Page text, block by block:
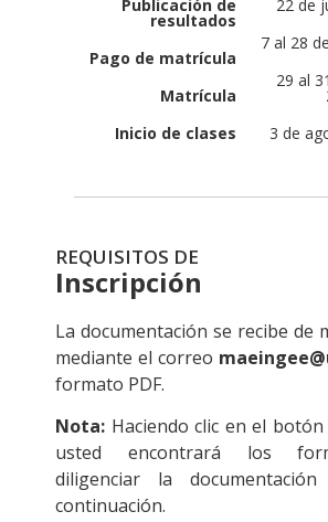
Publicación de
resultados
Pago de matrícula
Matrícula
Inicio de clases
22 de
7 al 28
29 al
3 de
REQUISITOS DE
Inscripción
La documentación se recibe de
mediante el correo
formato PDF.
Nota: Haciendo clic en el botón
usted encontrará los
diligenciar la
continuación.